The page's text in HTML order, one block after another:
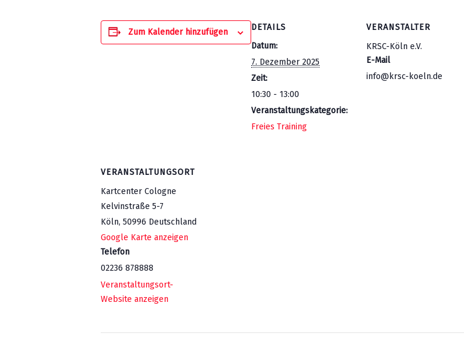
Zum Kalender hinzufügen
DETAILS
Datum:
7. Dezember 2025
Zeit:
10:30 - 13:00
Veranstaltungskategorie:
Freies Training
VERANSTALTER
KRSC-Köln e.V.
E-Mail
info@krsc-koeln.de
VERANSTALTUNGSORT
Kartcenter Cologne
Kelvinstraße 5-7
Köln, 50996 Deutschland
Google Karte anzeigen
Telefon
02236 878888
Veranstaltungsort-
Website anzeigen